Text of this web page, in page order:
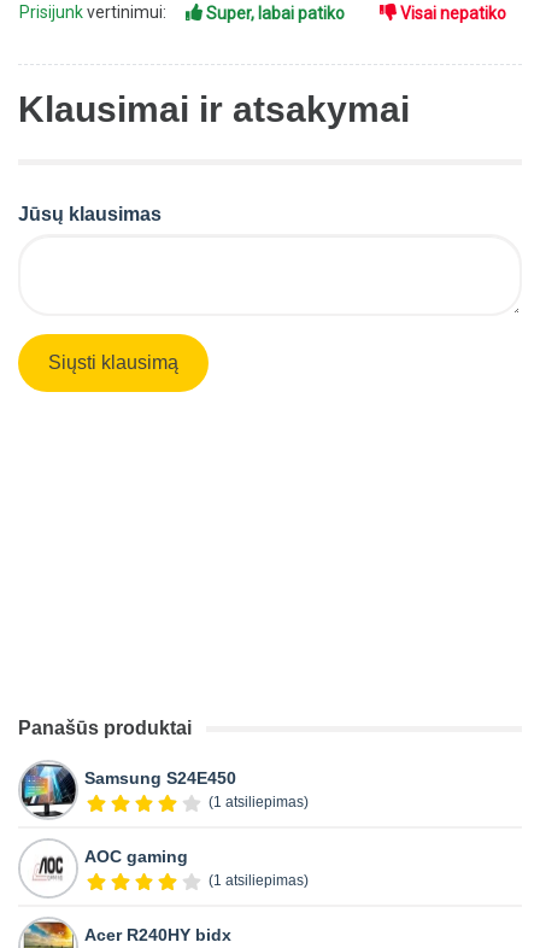
Prisijunkvertinimui: Super, labai patiko Visai nepatiko
Klausimai ir atsakymai
Jūsų klausimas
Panašūs produktai
Samsung S24E450
(1 atsiliepimas)
AOC gaming
(1 atsiliepimas)
Acer R240HY bidx